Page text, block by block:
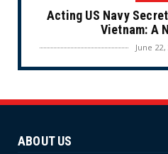
Acting US Navy
Vietnam: A
June
Ninh Bride
ABOUT US